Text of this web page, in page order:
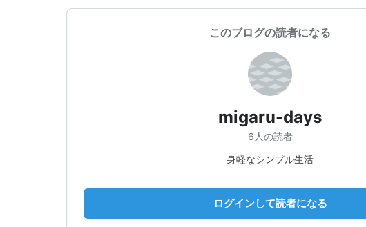
このブログの読者になる
migaru-days
6人の読者
身軽なシンプル生活
ログインして読者になる